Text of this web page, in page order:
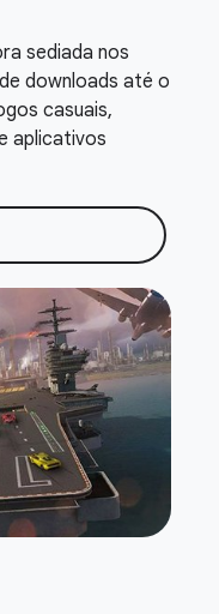
sediada nos
downloads até o
casuais,
aplicativos